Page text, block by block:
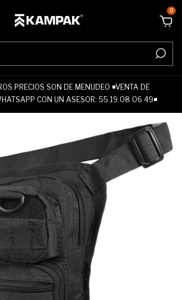
0
PRECIOS SON DE MENUDEO ◾VENTA DE
CON UN ASESOR: 55 19 08 06 49◾